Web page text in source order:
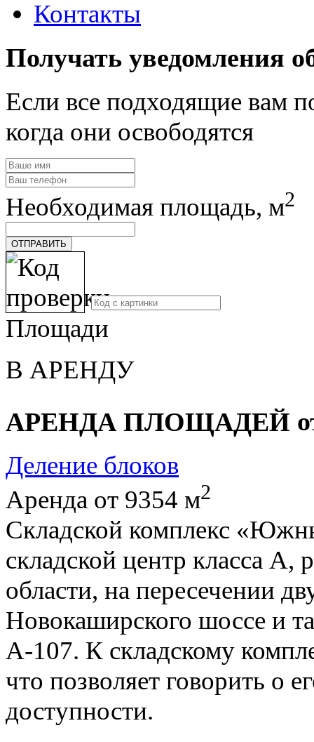
Контакты
Получать уведомления
Если все подходящие вам
когда они освободятся
Необходимая площадь, м2
ОТПРАВИТЬ
Площади
В АРЕНДУ
АРЕНДА ПЛОЩАДЕЙ
Деление блоков
Аренда от 9354 м2
Складской комплекс
складской центр класса
области, на пересечении
Новокаширского шоссе и
А-107. К складскому
что позволяет говорить о
доступности.